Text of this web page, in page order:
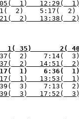
1)   12:29(
2)   13:38(
Прим     1(
2)    7:14(
2)   14:51(
1)
6:36(
1)   13:53(
3)    7:13(
3)   17:52(